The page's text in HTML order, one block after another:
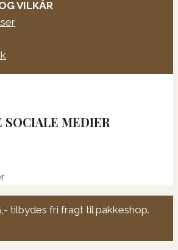
VILKÅR
MEDIER
tilbydes fri fragt til pakkeshop.